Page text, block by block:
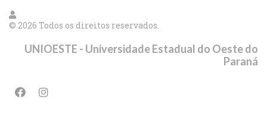
© 2026 Todos os direitos reservados.
UNIOESTE - Universidade Estadual do Oeste do
Paraná